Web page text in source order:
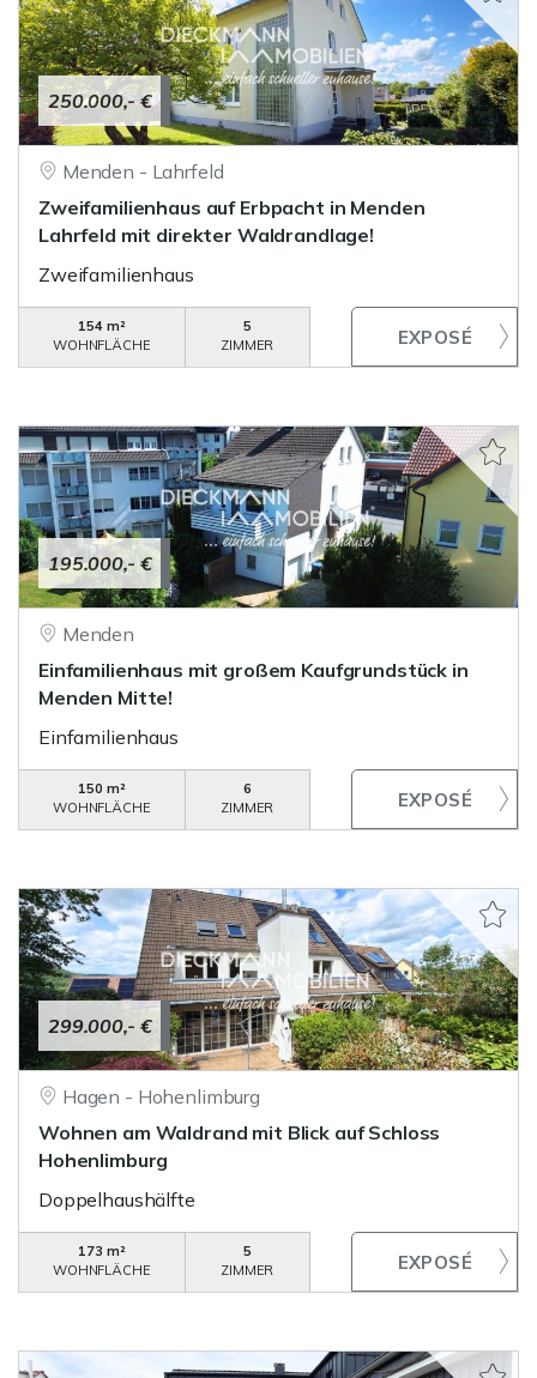
250.000,- €
Menden - Lahrfeld
Zweifamilienhaus auf Erbpacht in Menden
Lahrfeld mit direkter Waldrandlage!
Zweifamilienhaus
154 m²
WOHNFLÄCHE
5
ZIMMER
195.000,- €
Menden
Einfamilienhaus mit großem Kaufgrundstück in
Menden Mitte!
Einfamilienhaus
150 m²
WOHNFLÄCHE
6
ZIMMER
299.000,- €
Hagen - Hohenlimburg
Wohnen am Waldrand mit Blick auf Schloss
Hohenlimburg
Doppelhaushälfte
173 m²
WOHNFLÄCHE
5
ZIMMER